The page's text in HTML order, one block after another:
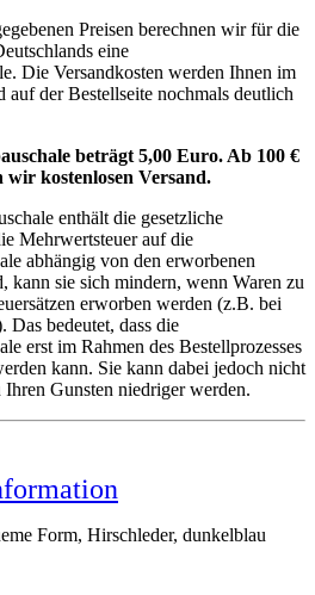
Preisen berechnen wir für die
eine
Die Versandkosten werden Ihnen im
auf der Bestellseite nochmals deutlich
beträgt 5,00 Euro. Ab 100 €
wir kostenlosen Versand.
enthält die gesetzliche
Mehrwertsteuer auf die
abhängig von den erworbenen
kann sie sich mindern, wenn Waren zu
erworben werden (z.B. bei
bedeutet, dass die
erst im Rahmen des Bestellprozesses
kann. Sie kann dabei jedoch nicht
Ihren Gunsten niedriger werden.
Form, Hirschleder, dunkelblau